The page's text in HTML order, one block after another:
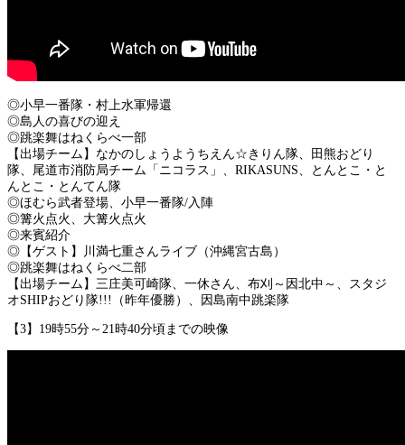
◎小早一番隊・村上水軍帰還
◎島人の喜びの迎え
◎跳楽舞はねくらべ一部
【出場チーム】なかのしょうようちえん☆きりん隊、田熊おどり
隊、尾道市消防局チーム「ニコラス」、RIKASUNS、とんとこ・と
んとこ・とんてん隊
◎ほむら武者登場、小早一番隊/入陣
◎篝火点火、大篝火点火
◎来賓紹介
◎【ゲスト】川満七重さんライブ（沖縄宮古島）
◎跳楽舞はねくらべ二部
【出場チーム】三庄美可崎隊、一休さん、布刈～因北中～、スタジ
オSHIPおどり隊!!!（昨年優勝）、因島南中跳楽隊
【3】19時55分～21時40分頃までの映像